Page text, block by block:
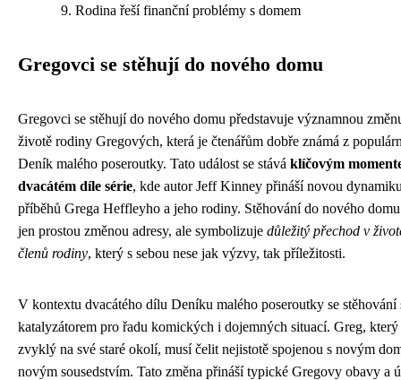
Rodina řeší finanční problémy s domem
Gregovci se stěhují do nového domu
Gregovci se stěhují do nového domu představuje významnou
životě rodiny Gregových, která je čtenářům dobře známá z
Deník malého poseroutky. Tato událost se stává klíčovým
dvacátém díle série, kde autor Jeff Kinney přináší novou
příběhů Grega Heffleyho a jeho rodiny. Stěhování do nového
jen prostou změnou adresy, ale symbolizuje důležitý přechod v
členů rodiny, který s sebou nese jak výzvy, tak příležitosti.
V kontextu dvacátého dílu Deníku malého poseroutky se stěhování
katalyzátorem pro řadu komických i dojemných situací. Greg, který
zvyklý na své staré okolí, musí čelit nejistotě spojenou s novým
novým sousedstvím. Tato změna přináší typické Gregovy obavy a